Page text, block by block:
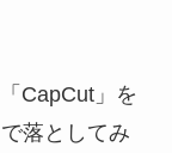
CapCut」を
落としてみ